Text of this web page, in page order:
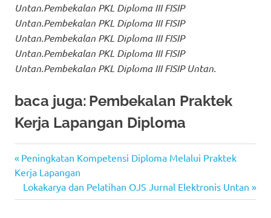
Untan.Pembekalan PKL Diploma III FISIP
Untan.Pembekalan PKL Diploma III FISIP
Untan.Pembekalan PKL Diploma III FISIP
Untan.Pembekalan PKL Diploma III FISIP
Untan.Pembekalan PKL Diploma III FISIP Untan.
baca juga: Pembekalan Praktek
Kerja Lapangan Diploma
non
personal
Post
navigation
Previous
Post:
Peningkatan Kompetensi Diploma Melalui Praktek
Kerja Lapangan
Next
Post:
Lokakarya dan Pelatihan OJS Jurnal Elektronis Untan